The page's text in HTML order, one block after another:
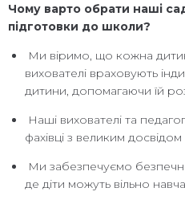
Чому варто обрати наші
підготовки до школи?
Ми віримо, що кожна
вихователі враховують
дитини, допомагаючи їй
Наші вихователі та
фахівці з великим
Ми забезпечуємо
де діти можуть вільно